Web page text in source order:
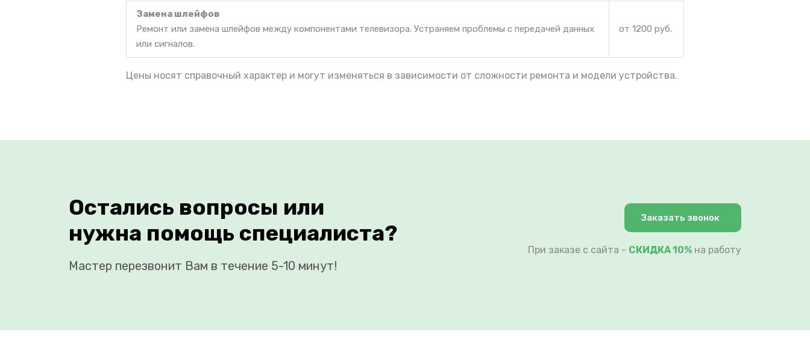
Замена шлейфов
Ремонт или замена шлейфов между компонентами телевизора. Устраняем проблемы с передачей данных
или сигналов.
от 1200 руб.
Цены носят справочный характер и могут изменяться в зависимости от сложности ремонта и модели устройства.
Остались вопросы или
нужна помощь специалиста?
Мастер перезвонит Вам в течение 5-10 минут!
Заказать звонок
При заказе с сайта - СКИДКА 10% на работу